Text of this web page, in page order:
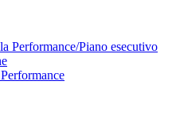
Performance/Piano esecutivo